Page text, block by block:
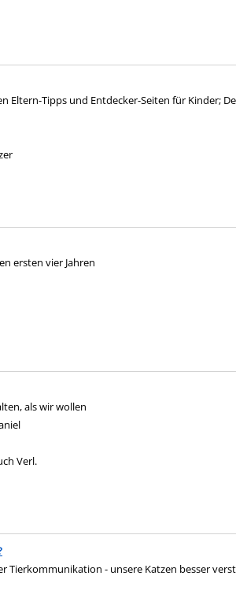
Eltern-Tipps und Entdecker-Seiten für Kinder;
ersten vier Jahren
als wir wollen
Verl.
Tierkommunikation - unsere Katzen besser